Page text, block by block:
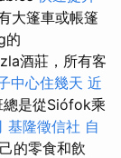
大篷車或帳篷
的
酒莊，所有客
中心住幾天 近
總是從Siófok乘
基隆徵信社 自
的零食和飲